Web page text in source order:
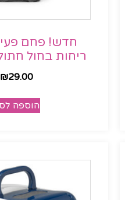
חדש! פחם
ריחות בחול
₪29.00
הוספה